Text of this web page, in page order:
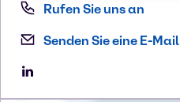
Rufen Sie uns an
Senden Sie eine E-Mail